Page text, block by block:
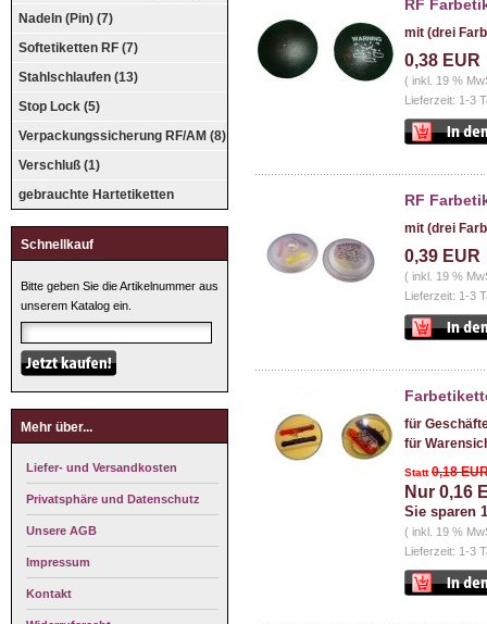
Nadeln (Pin) (7)
Softetiketten RF (7)
Stahlschlaufen (13)
Stop Lock (5)
Verpackungssicherung RF/AM (8)
Verschluß (1)
gebrauchte Hartetiketten
Schnellkauf
Bitte geben Sie die Artikelnummer aus
unserem Katalog ein.
Mehr über...
Liefer- und Versandkosten
Privatsphäre und Datenschutz
Unsere AGB
Impressum
Kontakt
RF
mit (drei
0,38 EUR
( inkl. 19 %
Lieferzeit: 1-3
RF
mit (drei
0,39 EUR
( inkl. 19 %
Lieferzeit: 1-3
für
für
Statt0,18
Nur 0,16
Sie sparen
( inkl. 19 %
Lieferzeit: 1-3